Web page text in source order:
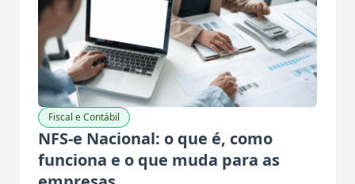
Fiscal e Contábil
NFS-e Nacional: o que é, como
funciona e o que muda para as